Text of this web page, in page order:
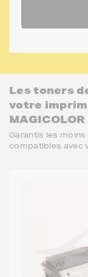
Les toners
votre
MAGICOLOR
Garantis les
compatibles avec